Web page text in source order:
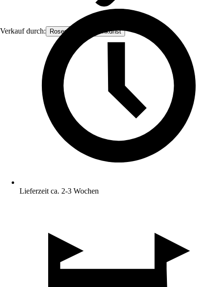
Verkauf durch: Rosenbogen-Gartenkunst
Lieferzeit ca. 2-3 Wochen